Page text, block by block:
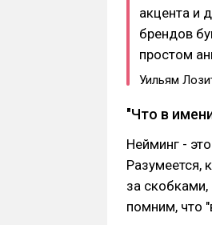
акцента и
брендов
простом
Уильям
"Что в
Нейминг -
Разумеется,
за
помним, что